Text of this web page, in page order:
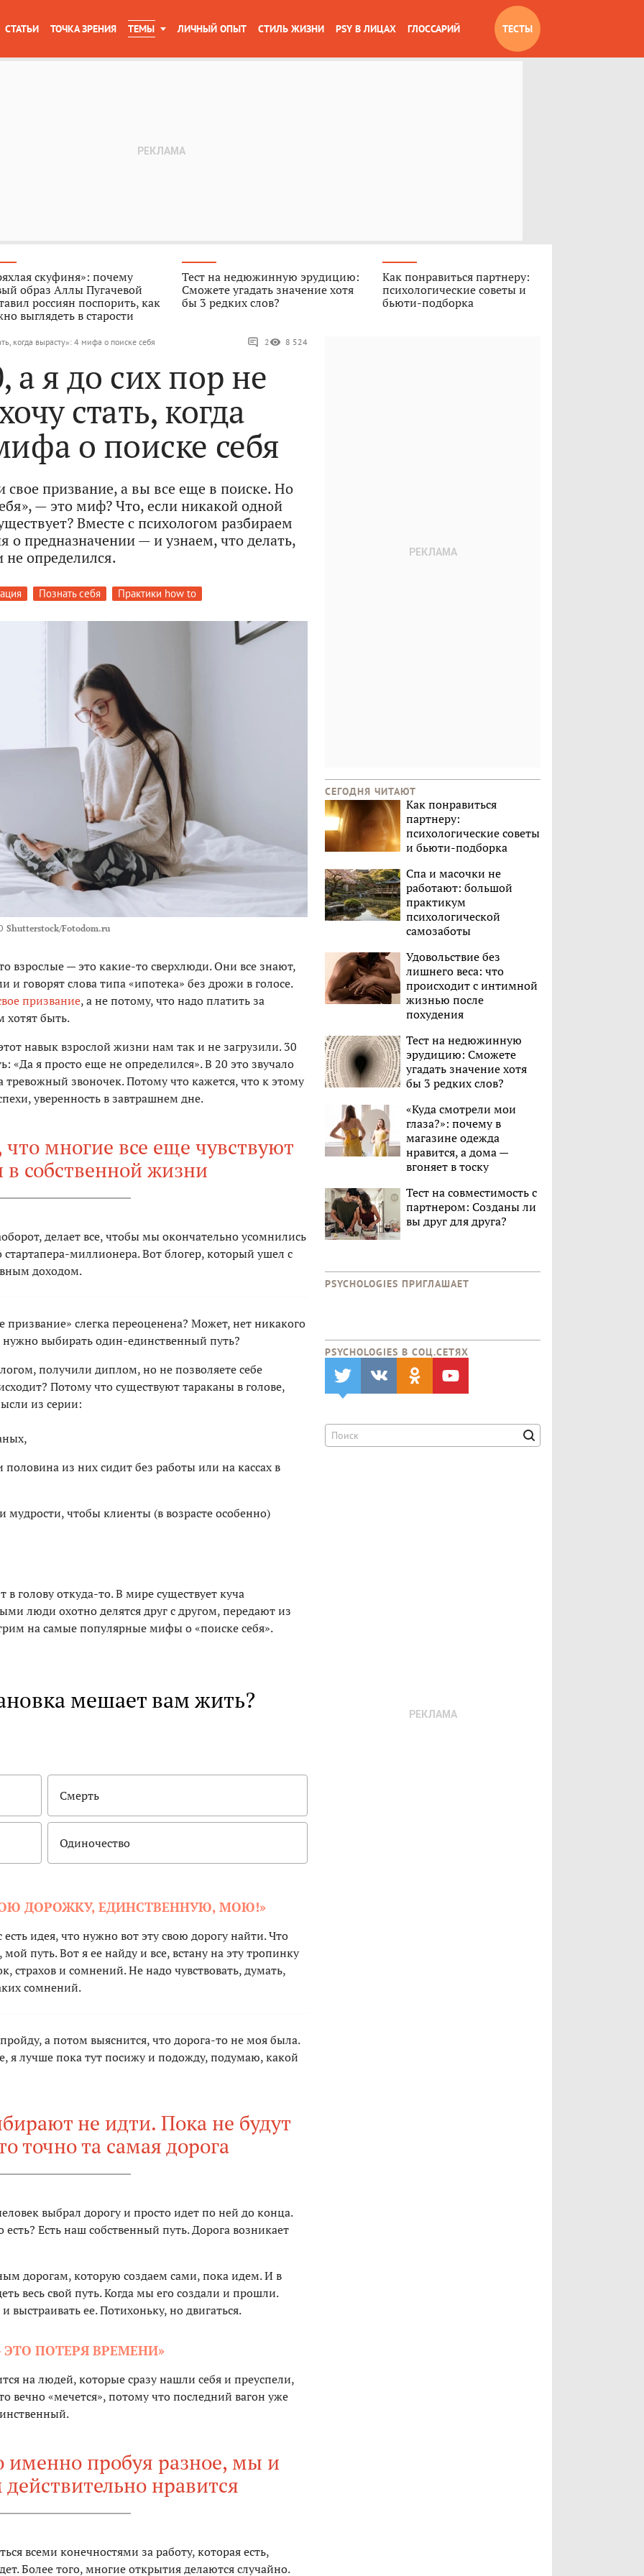
СТАТЬИ ТОЧКА ЗРЕНИЯ ТЕМЫ ЛИЧНЫЙ ОПЫТ СТИЛЬ ЖИЗНИ PSY В ЛИЦАХ ГЛОССАРИЙ ТЕСТЫ
скуфиня»: почему
образ Аллы Пугачевой
россиян поспорить, как
выглядеть в старости
Тест на недюжинную эрудицию:
Сможете угадать значение хотя
бы 3 редких слов?
Как понравиться партнеру:
психологические советы и
бьюти-подборка
когда вырасту»: 4 мифа о поиске себя 2 8 524
а я до сих пор не
стать, когда
о поиске себя
свое призвание, а вы все еще в поиске. Но
— это миф? Что, если никакой одной
Вместе с психологом разбираем
о предназначении — и узнаем, что делать,
не определился.
Познать себя Практики how to
Shutterstock/Fotodom.ru
взрослые — это какие-то сверхлюди. Они все знают,
говорят слова типа «ипотека» без дрожи в голосе.
призвание, а не потому, что надо платить за
хотят быть.
навык взрослой жизни нам так и не загрузили. 30
«Да я просто еще не определился». В 20 это звучало
звоночек. Потому что кажется, что к этому
уверенность в завтрашнем дне.
что многие все еще чувствуют
в собственной жизни
делает все, чтобы мы окончательно усомнились
миллионера. Вот блогер, который ушел с
доходом.
призвание» слегка переоценена? Может, нет никакого
выбирать один-единственный путь?
получили диплом, но не позволяете себе
Потому что существуют тараканы в голове,
из серии:
из них сидит без работы или на кассах в
чтобы клиенты (в возрасте особенно)
голову откуда-то. В мире существует куча
люди охотно делятся друг с другом, передают из
на самые популярные мифы о «поиске себя».
мешает вам жить?
Смерть
Одиночество
ДОРОЖКУ, ЕДИНСТВЕННУЮ, МОЮ!»
идея, что нужно вот эту свою дорогу найти. Что
путь. Вот я ее найду и все, встану на эту тропинку
страхов и сомнений. Не надо чувствовать, думать,
сомнений.
а потом выяснится, что дорога-то не моя была.
я лучше пока тут посижу и подожду, подумаю, какой
не идти. Пока не будут
точно та самая дорога
выбрал дорогу и просто идет по ней до конца.
Есть наш собственный путь. Дорога возникает
дорогам, которую создаем сами, пока идем. И в
весь свой путь. Когда мы его создали и прошли.
ее. Потихоньку, но двигаться.
ПОТЕРЯ ВРЕМЕНИ»
на людей, которые сразу нашли себя и преуспели,
вечно «мечется», потому что последний вагон уже
именно пробуя разное, мы и
нравится
всеми конечностями за работу, которая есть,
Более того, многие открытия делаются случайно.
СЕГОДНЯ ЧИТАЮТ
Как понравиться
партнеру:
психологические советы
и бьюти-подборка
Спа и масочки не
работают: большой
практикум
психологической
самозаботы
Удовольствие без
лишнего веса: что
происходит с интимной
жизнью после
похудения
Тест на недюжинную
эрудицию: Сможете
угадать значение хотя
бы 3 редких слов?
«Куда смотрели мои
глаза?»: почему в
магазине одежда
нравится, а дома —
вгоняет в тоску
Тест на совместимость с
партнером: Созданы ли
вы друг для друга?
PSYCHOLOGIES ПРИГЛАШАЕТ
PSYCHOLOGIES В CОЦ.СЕТЯХ